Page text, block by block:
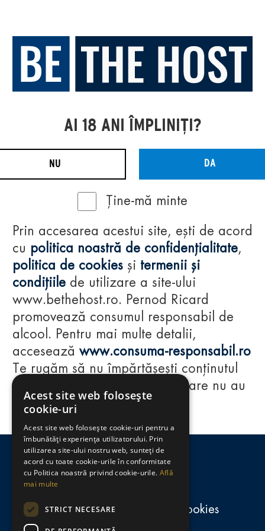
Regulamente
consumă-responsabil.ro
Politica de confidențialitate și cookies
AI 18 ANI ÎMPLINIȚI?
NU DA
Ține-mă minte
Prin accesarea acestui site, ești de acord
cu politica noastră de confidențialitate,
politica de cookies și termenii și
condițiile de utilizare a site-ului
www.bethehost.ro. Pernod Ricard
promovează consumul responsabil de
alcool. Pentru mai multe detalii,
accesează www.consuma-responsabil.ro
Te rugăm să nu împărtășești conținutul
acestui website cu persoane care nu au
împlinit vârsta de 18 ani.
Acest site web folosește
cookie-uri
Acest site web folosește cookie-uri pentru a
îmbunătăți experiența utilizatorului. Prin
utilizarea site-ului nostru web, sunteți de
acord cu toate cookie-urile în conformitate
cu Politica noastră privind cookie-urile. Află
mai multe
STRICT NECESARE